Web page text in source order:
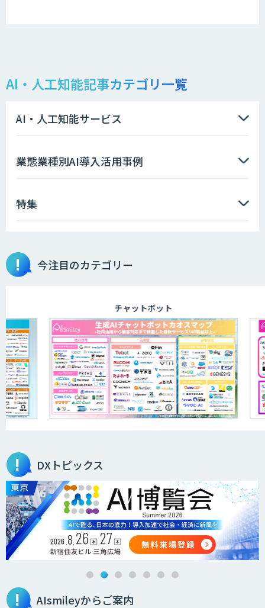
AI・人工知能記事カテゴリ一覧
AI・人工知能サービス
業態業種別AI導入活用事例
特集
今注目のカテゴリー
チャットボット
DXトピックス
AIsmileyからご案内